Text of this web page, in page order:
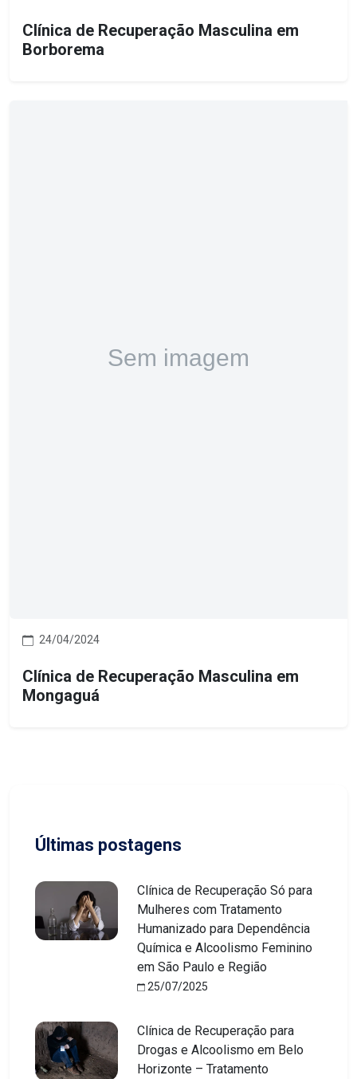
Clínica de Recuperação Masculina em
Borborema
24/04/2024
Clínica de Recuperação Masculina em
Mongaguá
Últimas postagens
Clínica de Recuperação Só para
Mulheres com Tratamento
Humanizado para Dependência
Química e Alcoolismo Feminino
em São Paulo e Região
25/07/2025
Clínica de Recuperação para
Drogas e Alcoolismo em Belo
Horizonte – Tratamento